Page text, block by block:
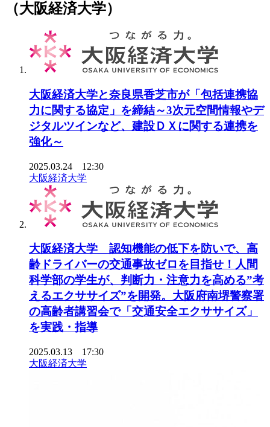
（大阪経済大学）
大阪経済大学と奈良県香芝市が「包括連携協
力に関する協定」を締結～3次元空間情報やデ
ジタルツインなど、建設ＤＸに関する連携を
強化～
2025.03.24 12:30
大阪経済大学
大阪経済大学 認知機能の低下を防いで、高
齢ドライバーの交通事故ゼロを目指せ！人間
科学部の学生が、判断力・注意力を高める”考
えるエクササイズ”を開発。大阪府南堺警察署
の高齢者講習会で「交通安全エクササイズ」
を実践・指導
2025.03.13 17:30
大阪経済大学